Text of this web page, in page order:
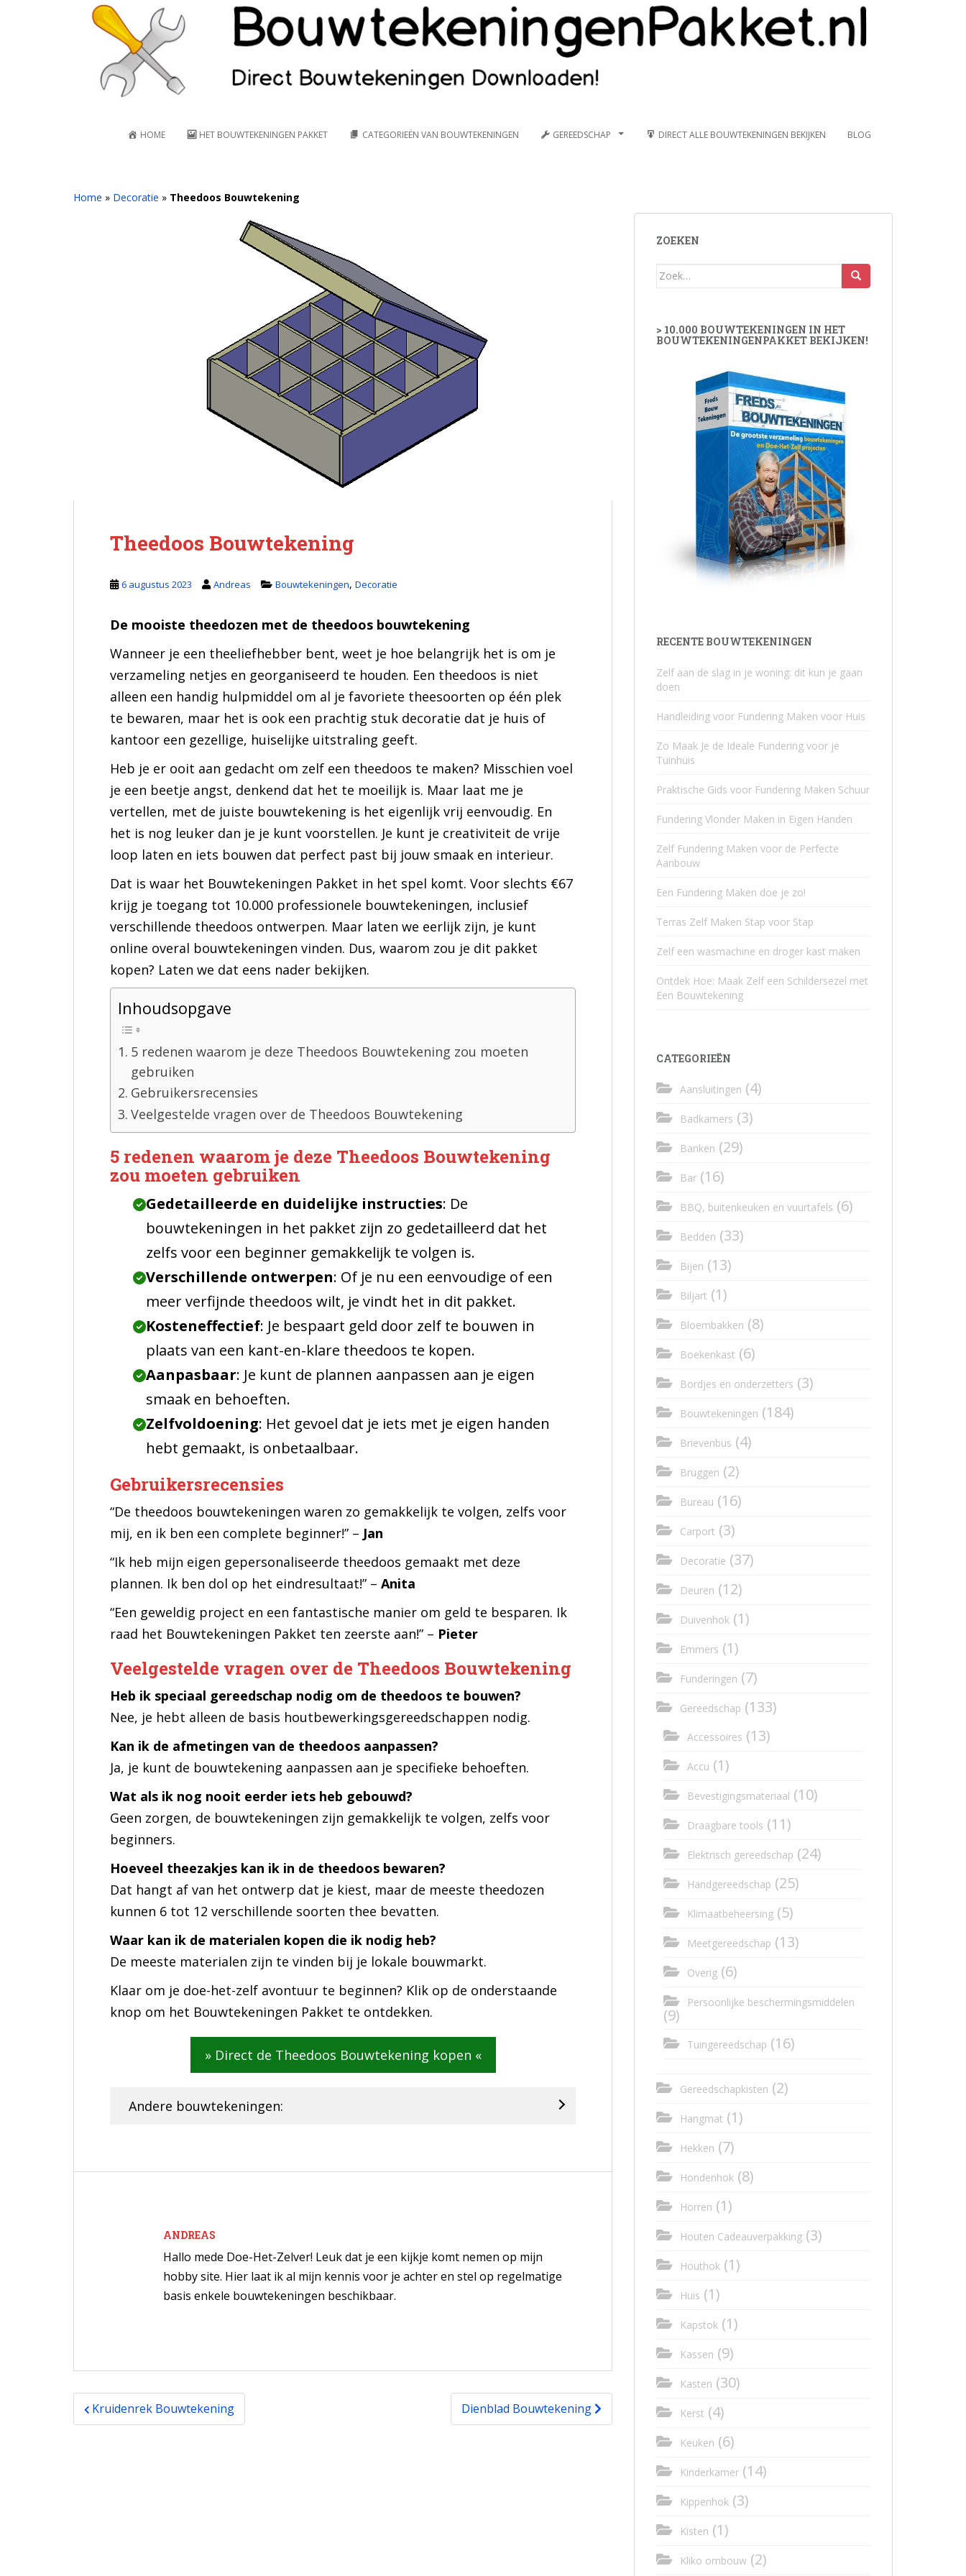
HOME HET BOUWTEKENINGEN PAKKET CATEGORIEËN VAN BOUWTEKENINGEN GEREEDSCHAP DIRECT ALLE BOUWTEKENINGEN BEKIJKEN BLOG
Home » Decoratie » Theedoos Bouwtekening
Theedoos Bouwtekening
6 augustus 2023 Andreas Bouwtekeningen, Decoratie
De mooiste theedozen met de theedoos bouwtekening
Wanneer je een theeliefhebber bent, weet je hoe belangrijk het is om je
verzameling netjes en georganiseerd te houden. Een theedoos is niet
alleen een handig hulpmiddel om al je favoriete theesoorten op één plek
te bewaren, maar het is ook een prachtig stuk decoratie dat je huis of
kantoor een gezellige, huiselijke uitstraling geeft.
Heb je er ooit aan gedacht om zelf een theedoos te maken? Misschien voel
je een beetje angst, denkend dat het te moeilijk is. Maar laat me je
vertellen, met de juiste bouwtekening is het eigenlijk vrij eenvoudig. En
het is nog leuker dan je je kunt voorstellen. Je kunt je creativiteit de vrije
loop laten en iets bouwen dat perfect past bij jouw smaak en interieur.
Dat is waar het Bouwtekeningen Pakket in het spel komt. Voor slechts €67
krijg je toegang tot 10.000 professionele bouwtekeningen, inclusief
verschillende theedoos ontwerpen. Maar laten we eerlijk zijn, je kunt
online overal bouwtekeningen vinden. Dus, waarom zou je dit pakket
kopen? Laten we dat eens nader bekijken.
Inhoudsopgave
5 redenen waarom je deze Theedoos Bouwtekening zou moeten
gebruiken
Gebruikersrecensies
Veelgestelde vragen over de Theedoos Bouwtekening
5 redenen waarom je deze Theedoos Bouwtekening
zou moeten gebruiken
Gedetailleerde en duidelijke instructies: De
bouwtekeningen in het pakket zijn zo gedetailleerd dat het
zelfs voor een beginner gemakkelijk te volgen is.
Verschillende ontwerpen: Of je nu een eenvoudige of een
meer verfijnde theedoos wilt, je vindt het in dit pakket.
Kosteneffectief: Je bespaart geld door zelf te bouwen in
plaats van een kant-en-klare theedoos te kopen.
Aanpasbaar: Je kunt de plannen aanpassen aan je eigen
smaak en behoeften.
Zelfvoldoening: Het gevoel dat je iets met je eigen handen
hebt gemaakt, is onbetaalbaar.
Gebruikersrecensies
“De theedoos bouwtekeningen waren zo gemakkelijk te volgen, zelfs voor
mij, en ik ben een complete beginner!” – Jan
“Ik heb mijn eigen gepersonaliseerde theedoos gemaakt met deze
plannen. Ik ben dol op het eindresultaat!” – Anita
“Een geweldig project en een fantastische manier om geld te besparen. Ik
raad het Bouwtekeningen Pakket ten zeerste aan!” – Pieter
Veelgestelde vragen over de Theedoos Bouwtekening
Heb ik speciaal gereedschap nodig om de theedoos te bouwen?
Nee, je hebt alleen de basis houtbewerkingsgereedschappen nodig.
Kan ik de afmetingen van de theedoos aanpassen?
Ja, je kunt de bouwtekening aanpassen aan je specifieke behoeften.
Wat als ik nog nooit eerder iets heb gebouwd?
Geen zorgen, de bouwtekeningen zijn gemakkelijk te volgen, zelfs voor
beginners.
Hoeveel theezakjes kan ik in de theedoos bewaren?
Dat hangt af van het ontwerp dat je kiest, maar de meeste theedozen
kunnen 6 tot 12 verschillende soorten thee bevatten.
Waar kan ik de materialen kopen die ik nodig heb?
De meeste materialen zijn te vinden bij je lokale bouwmarkt.
Klaar om je doe-het-zelf avontuur te beginnen? Klik op de onderstaande
knop om het Bouwtekeningen Pakket te ontdekken.
» Direct de Theedoos Bouwtekening kopen «
Andere bouwtekeningen:
ANDREAS
Hallo mede Doe-Het-Zelver! Leuk dat je een kijkje komt nemen op mijn
hobby site. Hier laat ik al mijn kennis voor je achter en stel op regelmatige
basis enkele bouwtekeningen beschikbaar.
Bericht
navigatie
Kruidenrek Bouwtekening Dienblad Bouwtekening
ZOEKEN
Zoek
> 10.000 BOUWTEKENINGEN IN HET
BOUWTEKENINGENPAKKET BEKIJKEN!
RECENTE BOUWTEKENINGEN
Zelf aan de slag in je woning: dit kun je gaan
doen
Handleiding voor Fundering Maken voor Huis
Zo Maak Je de Ideale Fundering voor je
Tuinhuis
Praktische Gids voor Fundering Maken Schuur
Fundering Vlonder Maken in Eigen Handen
Zelf Fundering Maken voor de Perfecte
Aanbouw
Een Fundering Maken doe je zo!
Terras Zelf Maken Stap voor Stap
Zelf een wasmachine en droger kast maken
Ontdek Hoe: Maak Zelf een Schildersezel met
Een Bouwtekening
CATEGORIEËN
Aansluitingen (4)
Badkamers (3)
Banken (29)
Bar (16)
BBQ, buitenkeuken en vuurtafels (6)
Bedden (33)
Bijen (13)
Biljart (1)
Bloembakken (8)
Boekenkast (6)
Bordjes en onderzetters (3)
Bouwtekeningen (184)
Brievenbus (4)
Bruggen (2)
Bureau (16)
Carport (3)
Decoratie (37)
Deuren (12)
Duivenhok (1)
Emmers (1)
Funderingen (7)
Gereedschap (133)
Accessoires (13)
Accu (1)
Bevestigingsmateriaal (10)
Draagbare tools (11)
Elektrisch gereedschap (24)
Handgereedschap (25)
Klimaatbeheersing (5)
Meetgereedschap (13)
Overig (6)
Persoonlijke beschermingsmiddelen
(9)
Tuingereedschap (16)
Gereedschapkisten (2)
Hangmat (1)
Hekken (7)
Hondenhok (8)
Horren (1)
Houten Cadeauverpakking (3)
Houthok (1)
Huis (1)
Kapstok (1)
Kassen (9)
Kasten (30)
Kerst (4)
Keuken (6)
Kinderkamer (14)
Kippenhok (3)
Kisten (1)
Kliko ombouw (2)